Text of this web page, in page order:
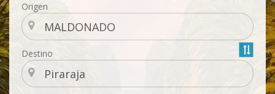
Origen
Destino